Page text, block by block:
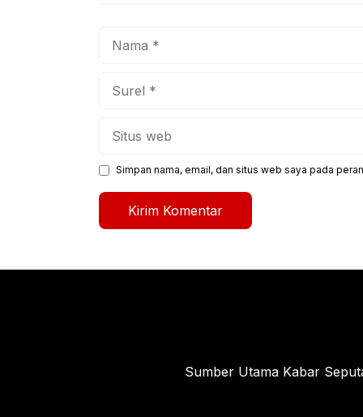
Simpan nama, email, dan situs web saya pada
Sumber Utama Kabar